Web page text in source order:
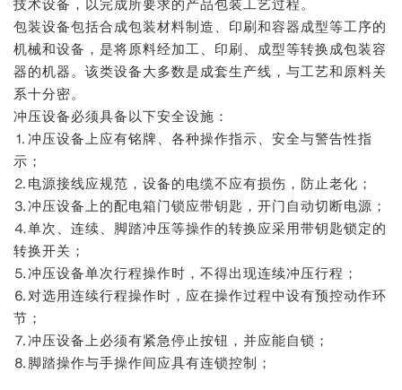
技术设备，以完成所要求的产品包装工艺过程。
包装设备包括合成包装材料制造、印刷和容器成型等工序的
机械和设备，是将原料经加工、印刷、成型等转换成包装容
器的机器。该类设备大多数是成套生产线，与工艺和原料关
系十分密。
冲压设备必须具备以下安全设施：
⒈冲压设备上应有铭牌、各种操作指示、安全与警告性指
示；
⒉电源接线应规范，设备的电缆不应有损伤，防止老化；
⒊冲压设备上的配电箱门锁应带钥匙，开门自动切断电源；
⒋单次、连续、脚踏冲压等操作的转换应采用带钥匙锁定的
转换开关；
⒌冲压设备单次行程操作时，不得出现连续冲压行程；
⒍对选用连续行程操作时，应在操作过程中设有预控动作环
节；
⒎冲压设备上必须有紧急停止按钮，并应能自锁；
⒏脚踏操作与手操作间应具有连锁控制；